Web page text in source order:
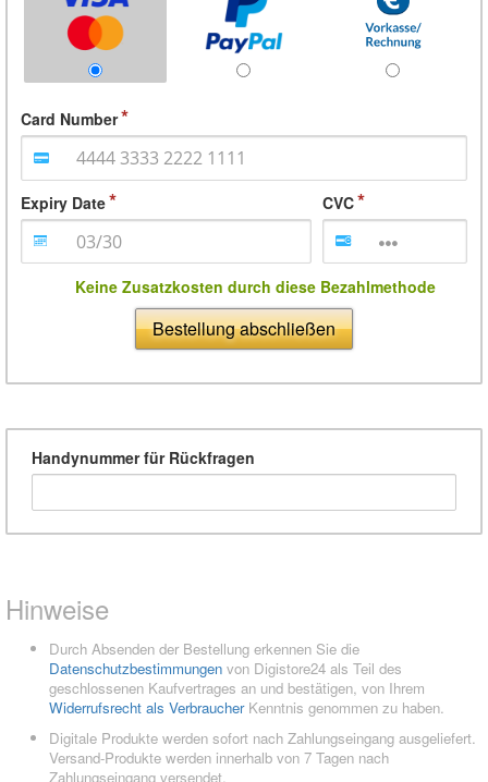
Card Number
Expiry Date CVC
Keine Zusatzkosten durch diese Bezahlmethode
Bestellung abschließen
Handynummer für Rückfragen
Hinweise
Durch Absenden der Bestellung erkennen Sie die
Datenschutzbestimmungen von Digistore24 als Teil des
geschlossenen Kaufvertrages an und bestätigen, von Ihrem
Widerrufsrecht als VerbraucherKenntnis genommen zu haben.
Digitale Produkte werden sofort nach Zahlungseingang ausgeliefert.
Versand-Produkte werden innerhalb von 7 Tagen nach
Zahlungseingang versendet.